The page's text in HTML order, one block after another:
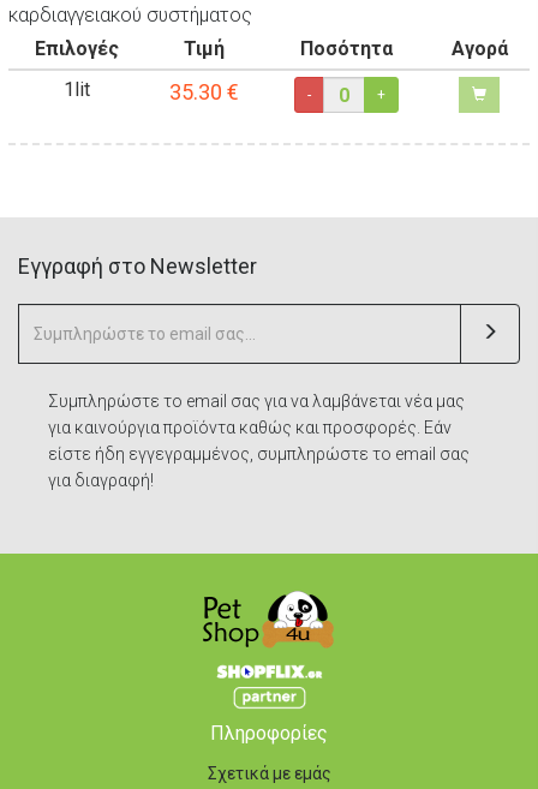
καρδιαγγειακού συστήματος
Επιλογές
Τιμή Ποσότητα
Αγορά
1lit
35.30 € - +
Eγγραφή στο Newsletter
Συμπληρώστε το email σας για να λαμβάνεται νέα μας
για καινούργια προϊόντα καθώς και προσφορές. Εάν
είστε ήδη εγγεγραμμένος, συμπληρώστε το email σας
για διαγραφή!
Πληροφορίες
Σχετικά με εμάς